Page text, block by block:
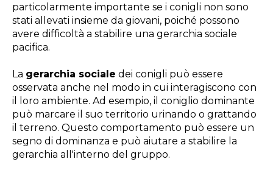
particolarmente importante se i conigli non sono
stati allevati insieme da giovani, poiché possono
avere difficoltà a stabilire una gerarchia sociale
pacifica.
La gerarchia sociale dei conigli può essere
osservata anche nel modo in cui interagiscono con
il loro ambiente. Ad esempio, il coniglio dominante
può marcare il suo territorio urinando o grattando
il terreno. Questo comportamento può essere un
segno di dominanza e può aiutare a stabilire la
gerarchia all'interno del gruppo.